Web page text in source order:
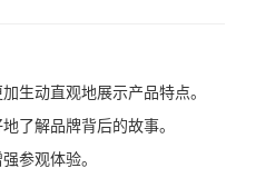
生动直观地展示产品特点。
了解品牌背后的故事。
参观体验。